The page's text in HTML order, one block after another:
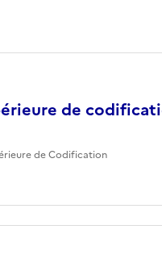
de
de Codification